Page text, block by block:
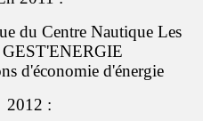
du Centre Nautique Les
GEST'ENERGIE
d'économie d'énergie
2012 :